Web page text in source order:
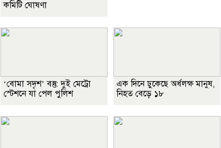
কমিটি ঘোষণা
‘বোমা সদৃশ’ বস্তু: দুই মেট্রো
স্টেশনে যা পেল পুলিশ
এক দিনে ঢুকেছে অর্ধলক্ষ মানুষ,
নিহত বেড়ে ১৮